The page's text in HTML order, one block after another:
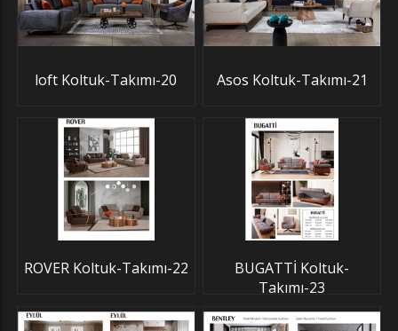
loft Koltuk-Takımı-20 Asos Koltuk-Takımı-21
ROVER Koltuk-Takımı-22
BUGATTİ Koltuk-
Takımı-23